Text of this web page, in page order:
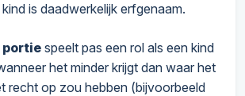
is daadwerkelijk erfgenaam.
portie speelt pas een rol als een kind
het minder krijgt dan waar het
recht op zou hebben (bijvoorbeeld